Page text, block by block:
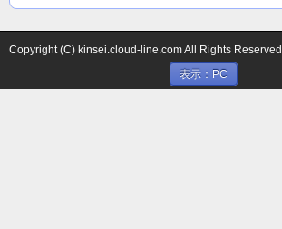
Copyright (C) kinsei.cloud-line.com All Rights Reserved.
表示：PC